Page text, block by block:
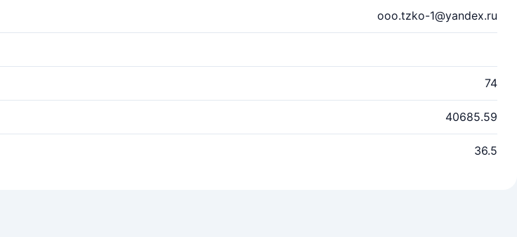
ooo.tzko-1@yandex.ru
74
40685.59
36.5